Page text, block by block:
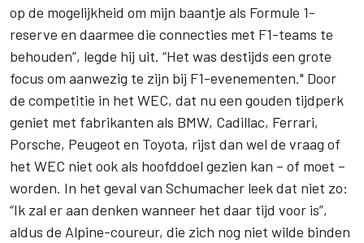
op de mogelijkheid om mijn baantje als Formule 1-
reserve en daarmee die connecties met F1-teams te
behouden”, legde hij uit. “Het was destijds een grote
focus om aanwezig te zijn bij F1-evenementen." Door
de competitie in het WEC, dat nu een gouden tijdperk
geniet met fabrikanten als BMW, Cadillac, Ferrari,
Porsche, Peugeot en Toyota, rijst dan wel de vraag of
het WEC niet ook als hoofddoel gezien kan – of moet –
worden. In het geval van Schumacher leek dat niet zo:
“Ik zal er aan denken wanneer het daar tijd voor is”,
aldus de Alpine-coureur, die zich nog niet wilde binden